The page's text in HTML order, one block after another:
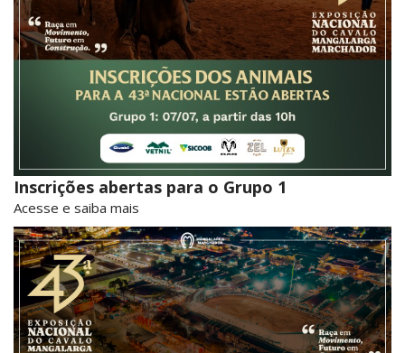
Inscrições abertas para o Grupo 1
Acesse e saiba mais